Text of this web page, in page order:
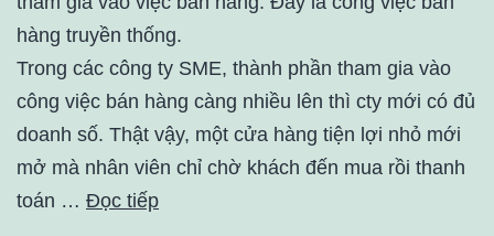
hàng truyền thống.
Trong các công ty SME, thành phần tham gia vào
công việc bán hàng càng nhiều lên thì cty mới có đủ
doanh số. Thật vậy, một cửa hàng tiện lợi nhỏ mới
mở mà nhân viên chỉ chờ khách đến mua rồi thanh
toán … Đọc tiếp